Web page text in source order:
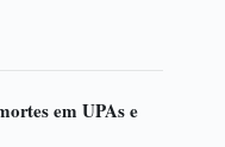
em UPAs e